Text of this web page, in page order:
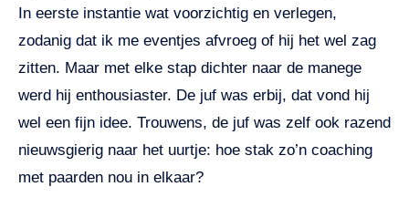
In eerste instantie wat voorzichtig en verlegen,
zodanig dat ik me eventjes afvroeg of hij het wel zag
zitten. Maar met elke stap dichter naar de manege
werd hij enthousiaster. De juf was erbij, dat vond hij
wel een fijn idee. Trouwens, de juf was zelf ook razend
nieuwsgierig naar het uurtje: hoe stak zo’n coaching
met paarden nou in elkaar?